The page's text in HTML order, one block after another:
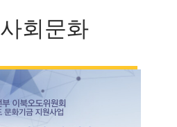
사회문화